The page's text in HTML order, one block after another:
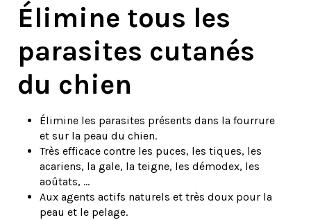
Élimine tous les
parasites cutanés
du chien
Élimine les parasites présents dans la fourrure
et sur la peau du chien.
Très efficace contre les puces, les tiques, les
acariens, la gale, la teigne, les démodex, les
aoûtats, ...
Aux agents actifs naturels et très doux pour la
peau et le pelage.